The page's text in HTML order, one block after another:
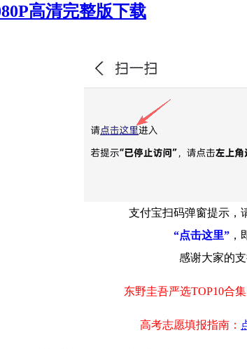
高清完整版下载
支付宝扫码弹窗提示，
“点击这里” ，
感谢大家的支
东野圭吾严选TOP10合集
高考志愿填报指南：